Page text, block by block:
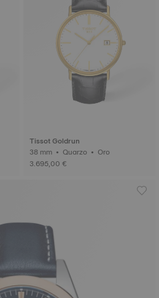
Tissot Goldrun
38 mm • Quarzo • Oro
3.695,00 €